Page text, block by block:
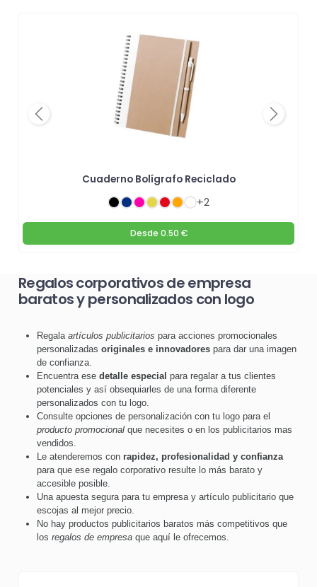
Cuaderno Bolígrafo Reciclado
+2
Desde 0.50 €
Previous Next
Regalos corporativos de empresa
baratos y personalizados con logo
Regala artículos publicitarios para acciones promocionales
personalizadas originales e innovadores para dar una imagen
de confianza.
Encuentra ese detalle especial para regalar a tus clientes
potenciales y así obsequiarles de una forma diferente
personalizados con tu logo.
Consulte opciones de personalización con tu logo para el
producto promocional que necesites o en los publicitarios mas
vendidos.
Le atenderemos con rapidez, profesionalidad y confianza
para que ese regalo corporativo resulte lo más barato y
accesible posible.
Una apuesta segura para tu empresa y artículo publicitario que
escojas al mejor precio.
No hay productos publicitarios baratos más competitivos que
los regalos de empresa que aquí le ofrecemos.